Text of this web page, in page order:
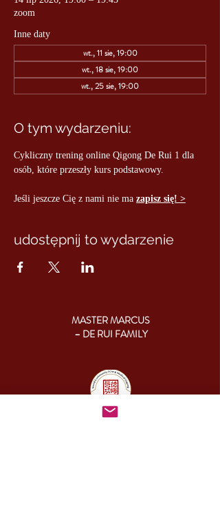
zoom
Inne daty
wt., 11 sie, 19:00
wt., 18 sie, 19:00
wt., 25 sie, 19:00
O tym wydarzeniu:
Cykliczny trening online Qigong De Rui 1 dla
osób, które przeszły kurs podstawowy.
Jeśli jeszcze Cię z nami nie ma zapisz się! >
udostępnij to wydarzenie
MASTER MARCUS
– DE RUI FAMILY